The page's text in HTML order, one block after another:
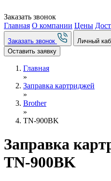
Заказать звонок
Главная О компании Цены
Заказать звонок
Личный
Оставить заявку
Главная
»
Заправка картриджей
»
Brother
»
TN-900BK
Заправка
TN-900BK